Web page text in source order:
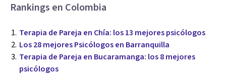
Rankings en Colombia
Terapia de Pareja en Chía: los 13 mejores psicólogos
Los 28 mejores Psicólogos en Barranquilla
Terapia de Pareja en Bucaramanga: los 8 mejores
psicólogos